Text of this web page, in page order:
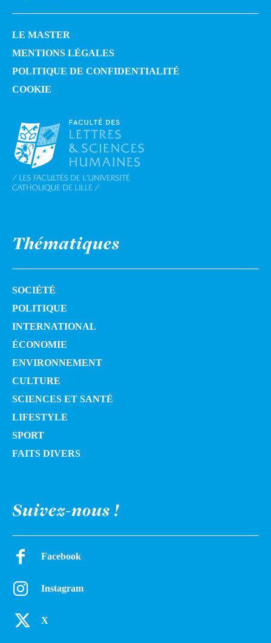
LE MASTER
MENTIONS LÉGALES
POLITIQUE DE CONFIDENTIALITÉ
COOKIE
Thématiques
SOCIÉTÉ
POLITIQUE
INTERNATIONAL
ÉCONOMIE
ENVIRONNEMENT
CULTURE
SCIENCES ET SANTÉ
LIFESTYLE
SPORT
FAITS DIVERS
Suivez-nous !
Facebook
Instagram
X